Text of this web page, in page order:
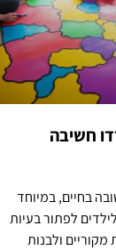
חשיבה
בחיים, במיוחד
לפתור בעיות
ולבנות